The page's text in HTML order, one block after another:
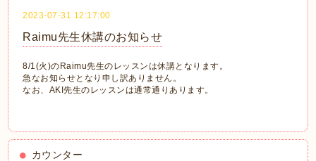
2023-07-31 12:17:00
Raimu先生休講のお知らせ
8/1(火)のRaimu先生のレッスンは休講となります。
急なお知らせとなり申し訳ありません。
なお、AKI先生のレッスンは通常通りあります。
カウンター